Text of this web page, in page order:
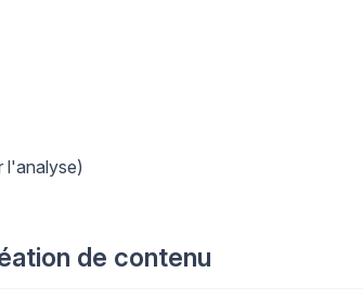
l'analyse)
de contenu